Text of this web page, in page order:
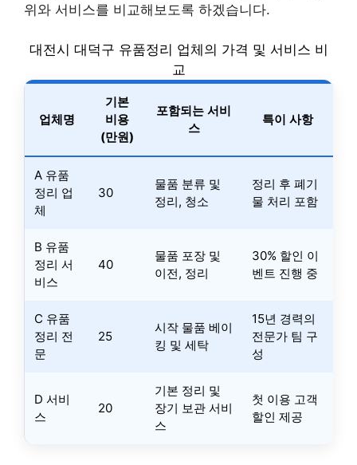
위와 서비스를 비교해보도록 하겠습니다.
대전시 대덕구 유품정리 업체의 가격 및 서비스 비
교
업체명
기본
비용
(만원)
포함되는 서비
스
특이 사항
A 유품
정리 업
체
30
물품 분류 및
정리, 청소
정리 후 폐기
물 처리 포함
B 유품
정리 서
비스
40
물품 포장 및
이전, 정리
30% 할인 이
벤트 진행 중
C 유품
정리 전
문
25
시작 물품 베이
킹 및 세탁
15년 경력의
전문가 팀 구
성
D 서비
스
20
기본 정리 및
장기 보관 서비
스
첫 이용 고객
할인 제공